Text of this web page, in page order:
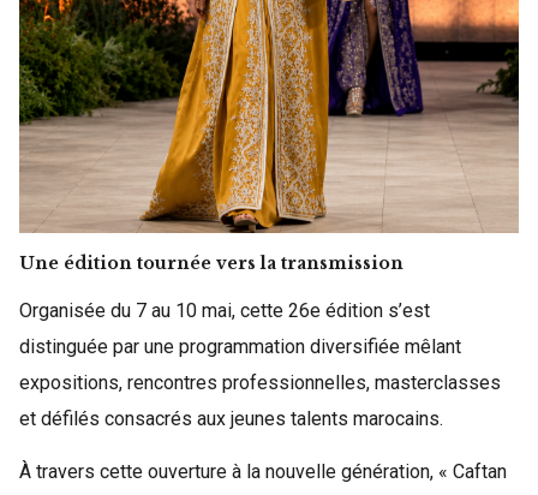
Une édition tournée vers la transmission
Organisée du 7 au 10 mai, cette 26e édition s’est
distinguée par une programmation diversifiée mêlant
expositions, rencontres professionnelles, masterclasses
et défilés consacrés aux jeunes talents marocains.
À travers cette ouverture à la nouvelle génération, « Caftan